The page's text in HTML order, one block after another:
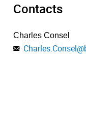
Contacts
Charles Consel
Charles.Consel@